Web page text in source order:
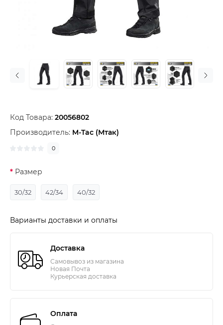
Код Товара: 20056802
Производитель: M-Tac (Мтак)
0
Размер
30/32 42/34 40/32
Варианты доставки и оплаты
Доставка
Самовывоз из магазина
Новая Почта
Курьерская доставка
Оплата